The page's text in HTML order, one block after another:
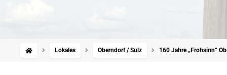
Lokales Oberndorf / Sulz 160 Jahre „Frohsinn“